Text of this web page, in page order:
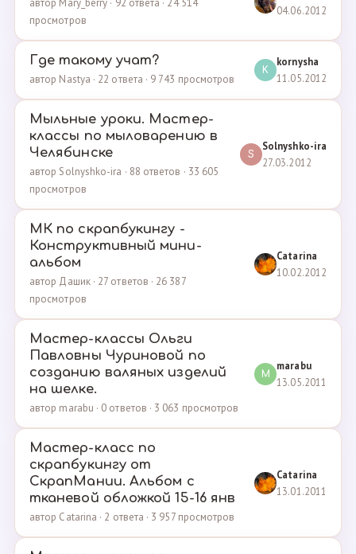
автор Mary_berry · 92 ответа · 24 514
просмотров
04.06.2012
Где такому учат?
автор Nastya · 22 ответа · 9 743 просмотров
K
kornysha
11.05.2012
Мыльные уроки. Мастер-
классы по мыловарению в
Челябинске
автор Solnyshko-ira · 88 ответов · 33 605
просмотров
S
Solnyshko-ira
27.03.2012
МК по скрапбукингу -
Конструктивный мини-
альбом
автор Дашик · 27 ответов · 26 387
просмотров
Catarina
10.02.2012
Мастер-классы Ольги
Павловны Чуриновой по
созданию валяных изделий
на шелке.
автор marabu · 0 ответов · 3 063 просмотров
M
marabu
13.05.2011
Мастер-класс по
скрапбукингу от
СкрапМании. Альбом с
тканевой обложкой 15-16 янв
автор Catarina · 2 ответа · 3 957 просмотров
Catarina
13.01.2011